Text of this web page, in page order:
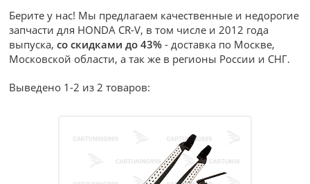
Берите у нас! Мы предлагаем качественные и недорогие
запчасти для HONDA CR-V, в том числе и 2012 года
выпуска,со скидками до 43% - доставка по Москве,
Московской области, а так же в регионы России и СНГ.
Выведено 1-2 из 2 товаров: